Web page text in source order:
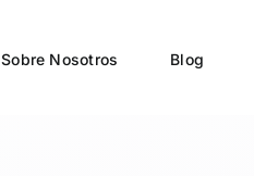
Sobre Nosotros Blog